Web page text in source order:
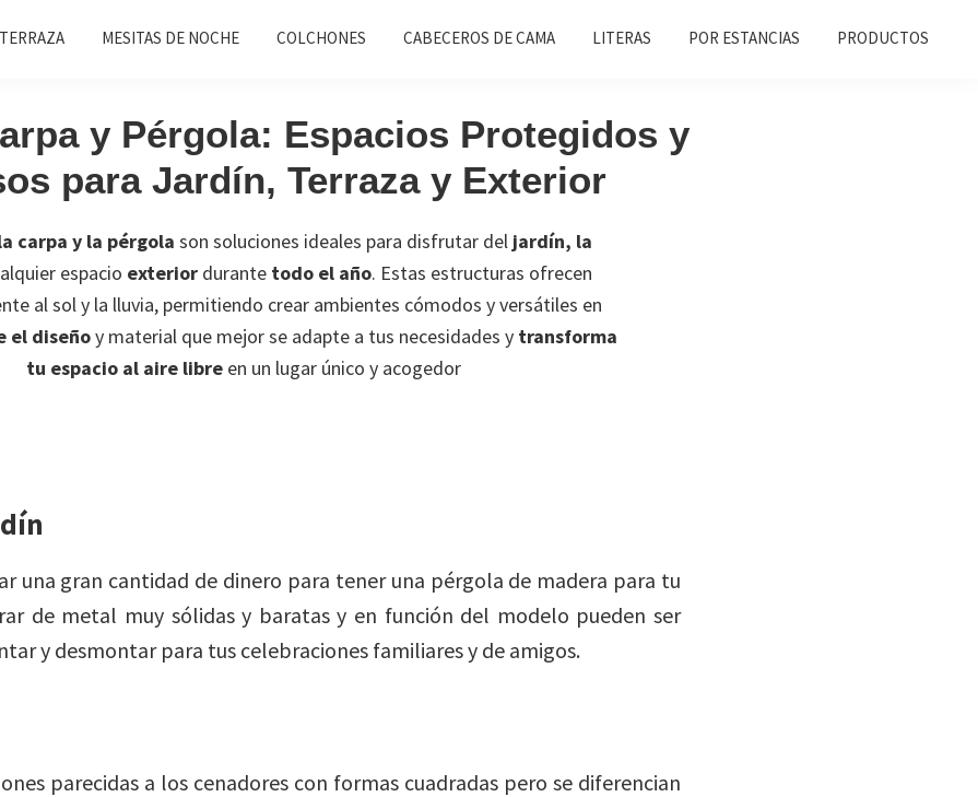
MESITAS DE NOCHE COLCHONES CABECEROS DE CAMA LITERAS POR ESTANCIAS PRODUCTOS
y Pérgola: Espacios Protegidos y
para Jardín, Terraza y Exterior
carpa y la pérgola son soluciones ideales para disfrutar del jardín, la
espacio exterior durante todo el año. Estas estructuras ofrecen
al sol y la lluvia, permitiendo crear ambientes cómodos y versátiles en
el diseñoy material que mejor se adapte a tus necesidades y transforma
tu espacio al aire libre en un lugar único y acogedor
una gran cantidad de dinero para tener una pérgola de madera para tu
de metal muy sólidas y baratas y en función del modelo pueden ser
y desmontar para tus celebraciones familiares y de amigos.
parecidas a los cenadores con formas cuadradas pero se diferencian